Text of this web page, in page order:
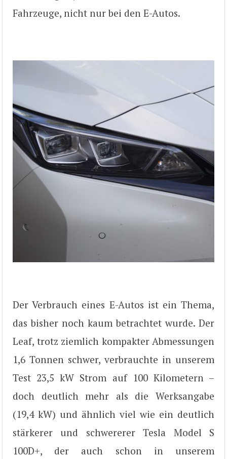
Fahrzeuge, nicht nur bei den E-Autos.
Der Verbrauch eines E-Autos ist ein Thema,
das bisher noch kaum betrachtet wurde. Der
Leaf, trotz ziemlich kompakter Abmessungen
1,6 Tonnen schwer, verbrauchte in unserem
Test 23,5 kW Strom auf 100 Kilometern –
doch deutlich mehr als die Werksangabe
(19,4 kW) und ähnlich viel wie ein deutlich
stärkerer und schwererer Tesla Model S
100D+, der auch schon in unserem